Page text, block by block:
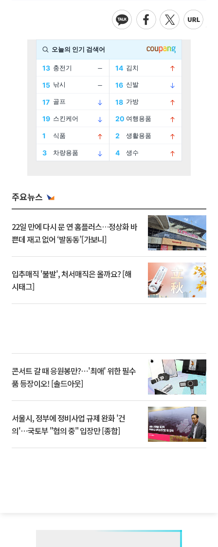
주요뉴스
22일 만에 다시 문 연 홈플러스…정상화 바
쁜데 재고 없어 ‘발동동’[가보니]
입추매직 '불발', 처서매직은 올까요? [해
시태그]
콘서트 갈 때 응원봉만?⋯'최애' 위한 필수
품 등장이오! [솔드아웃]
서울시, 정부에 정비사업 규제 완화 '건
의'⋯국토부 "협의 중" 입장만 [종합]